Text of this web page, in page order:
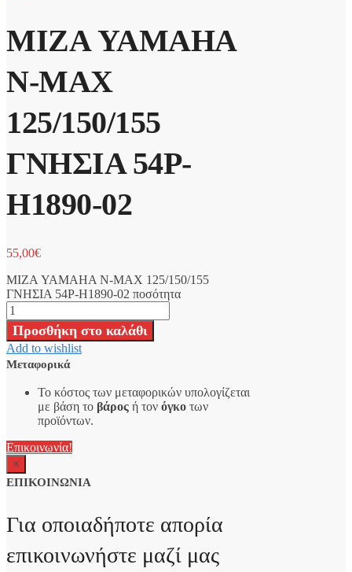
ΜΙΖΑ YAMAHA
N-MAX
125/150/155
ΓΝΗΣΙΑ 54P-
H1890-02
55,00€
ΜΙΖΑ YAMAHA N-MAX 125/150/155
ΓΝΗΣΙΑ 54P-H1890-02 ποσότητα
Προσθήκη στο καλάθι
Add to wishlist
Μεταφορικά
Το κόστος των μεταφορικών υπολογίζεται
με βάση το βάρος ή τον όγκο των
προϊόντων.
Επικοινωνία!
×
ΕΠΙΚΟΙΝΩΝΙΑ
Για οποιαδήποτε απορία
επικοινωνήστε μαζί μας